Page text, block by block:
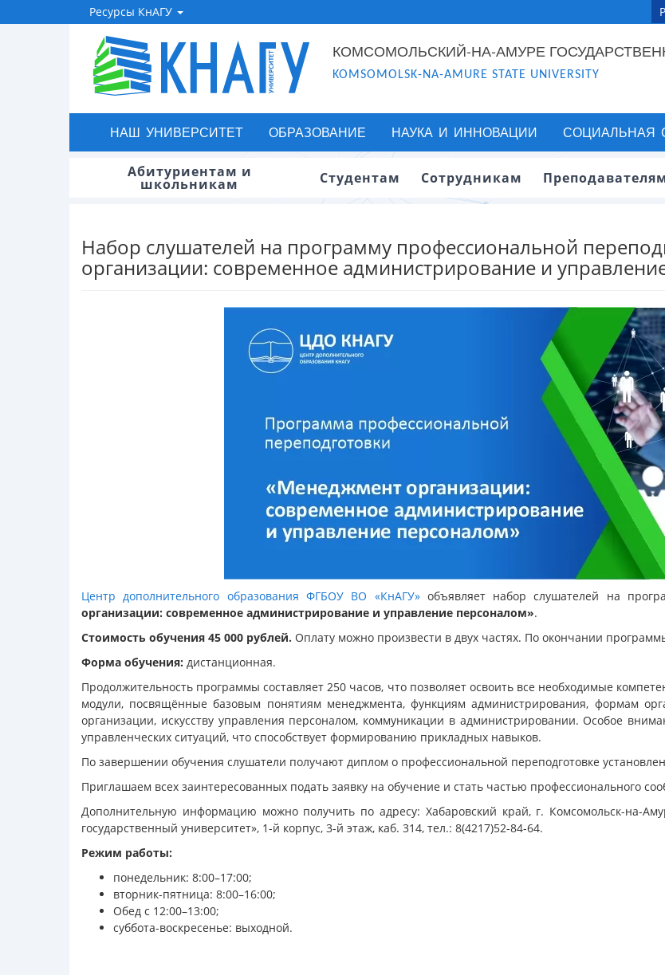
Ресурсы КнАГУ
КОМСОМОЛЬСКИЙ-НА-АМУРЕ
KOMSOMOLSK-NA-AMURE STATE UNIVERSITY
НАШ УНИВЕРСИТЕТ ОБРАЗОВАНИЕ НАУКА И ИННОВАЦИИ СОЦИАЛЬНАЯ
Абитуриентам и
школьникам Студентам Сотрудникам
Набор слушателей на программу профессиональной
организации: современное администрирование и
Центр дополнительного образования ФГБОУ ВО «КнАГУ»объявляет набор слушателей на
организации: современное администрирование и управление персоналом».
Стоимость обучения 45 000 рублей. Оплату можно произвести в двух частях. По окончании
Форма обучения: дистанционная.
Продолжительность программы составляет 250 часов, что позволяет освоить все необходимые
модули, посвящённые базовым понятиям менеджмента, функциям администрирования, формам
организации, искусству управления персоналом, коммуникации в администрировании. Особое
управленческих ситуаций, что способствует формированию прикладных навыков.
По завершении обучения слушатели получают диплом о профессиональной переподготовке
Приглашаем всех заинтересованных подать заявку на обучение и стать частью профессионального
Дополнительную информацию можно получить по адресу: Хабаровский край, г. Комсомольск-на-
государственный университет», 1-й корпус, 3-й этаж, каб. 314, тел.: 8(4217)52-84-64.
Режим работы:
понедельник: 8:00–17:00;
вторник-пятница: 8:00–16:00;
Обед с 12:00–13:00;
суббота-воскресенье: выходной.